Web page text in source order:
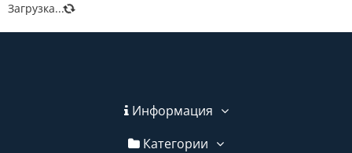
Загрузка...
Информация
Категории